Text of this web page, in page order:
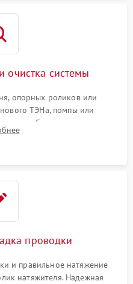
очистка системы
опорных роликов или
ТЭНа, помпы или
глубокая очистка
и воздуховодов от
проводки
и правильное натяжение
натяжителя. Надежная